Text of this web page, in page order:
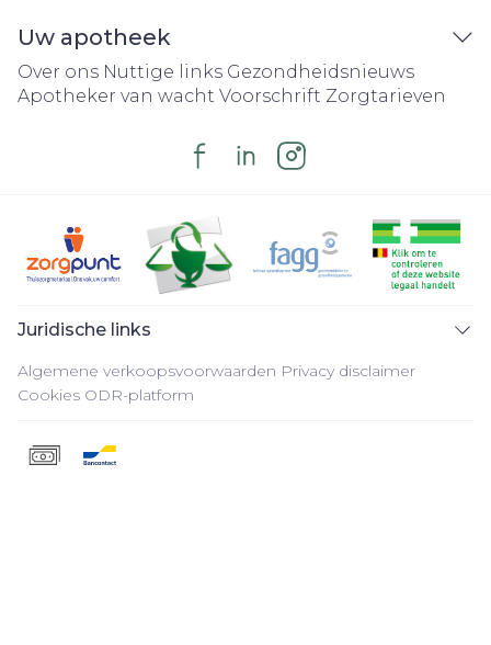
Uw apotheek
Over ons Nuttige links Gezondheidsnieuws
Apotheker van wacht Voorschrift Zorgtarieven
Juridische links
Algemene verkoopsvoorwaarden Privacy disclaimer
Cookies ODR-platform